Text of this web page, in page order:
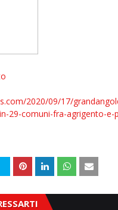
2020/09/17/
29-comuni-fra-agrigento-e-